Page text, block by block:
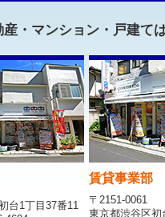
産・マンション・戸建て
台1丁目37番11
賃貸事業部
〒2151-0061
東京都渋谷区初